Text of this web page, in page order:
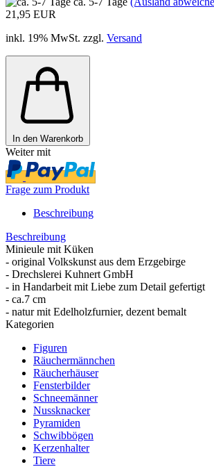
21,95 EUR
inkl. 19% MwSt. zzgl. Versand
In den Warenkorb
Weiter mit
Frage zum Produkt
Beschreibung
Beschreibung
Minieule mit Küken
- original Volkskunst aus dem Erzgebirge
- Drechslerei Kuhnert GmbH
- in Handarbeit mit Liebe zum Detail gefertigt
- ca.7 cm
- natur mit Edelholzfurnier, dezent bemalt
Kategorien
Figuren
Räuchermännchen
Räucherhäuser
Fensterbilder
Schneemänner
Nussknacker
Pyramiden
Schwibbögen
Kerzenhalter
Tiere